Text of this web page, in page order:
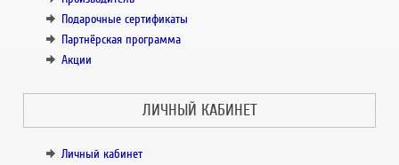
Подарочные сертификаты
Партнёрская программа
Акции
ЛИЧНЫЙ КАБИНЕТ
Личный кабинет